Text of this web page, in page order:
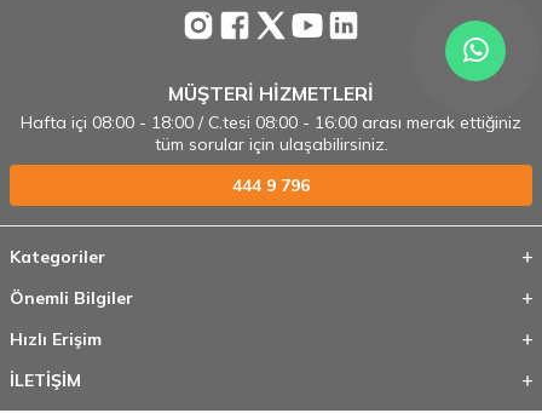
MÜŞTERİ HİZMETLERİ
Hafta içi 08:00 - 18:00 / C.tesi 08:00 - 16:00 arası merak ettiğiniz
tüm sorular için ulaşabilirsiniz.
444 9 796
Kategoriler
Önemli Bilgiler
Hızlı Erişim
İLETİŞİM